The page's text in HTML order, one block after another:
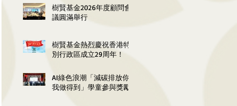
樹賢基金2026年度顧問會
議圓滿舉行
樹賢基金熱烈慶祝香港特
別行政區成立29周年！
AI綠色浪潮「減碳排放你
我做得到」學童參與獎勵